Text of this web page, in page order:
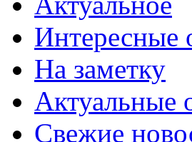
Интересные
На заметку
Актуальные
Свежие